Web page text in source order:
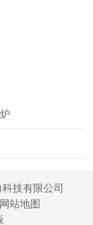
技有限公司
网站地图